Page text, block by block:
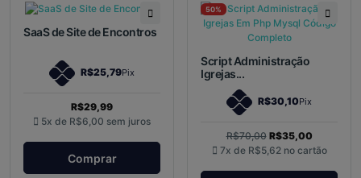
SaaS de Site de Encontros
R$25,79Pix
R$29,99
5x de R$6,00 sem juros
Comprar
50%
Script Administração
Igrejas...
R$30,10Pix
R$70,00 R$35,00
7x de R$5,62 no cartão